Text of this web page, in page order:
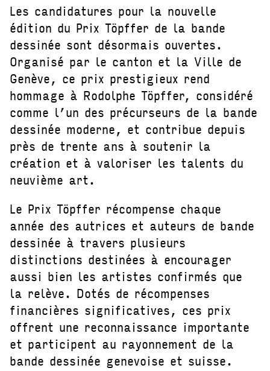
Les candidatures pour la nouvelle
édition du Prix Töpffer de la bande
dessinée sont désormais ouvertes.
Organisé par le canton et la Ville de
Genève, ce prix prestigieux rend
hommage à Rodolphe Töpffer, considéré
comme l’un des précurseurs de la bande
dessinée moderne, et contribue depuis
près de trente ans à soutenir la
création et à valoriser les talents du
neuvième art.
Le Prix Töpffer récompense chaque
année des autrices et auteurs de bande
dessinée à travers plusieurs
distinctions destinées à encourager
aussi bien les artistes confirmés que
la relève. Dotés de récompenses
financières significatives, ces prix
offrent une reconnaissance importante
et participent au rayonnement de la
bande dessinée genevoise et suisse.